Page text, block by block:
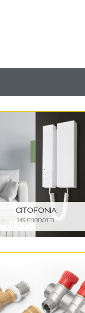
CITOFONIA
149 PRODOTTI